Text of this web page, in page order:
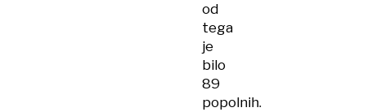
od
tega
je
bilo
89
popolnih.